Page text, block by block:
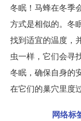
冬眠！马蜂在冬季
方式是相似的。冬
找到适宜的温度，
虫一样，它们会寻
冬眠，确保自身的
在它们的巢穴里度
网络标